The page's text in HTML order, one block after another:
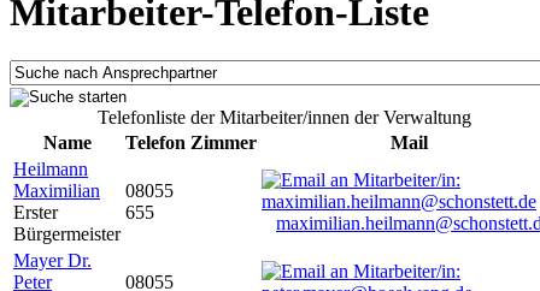
Mitarbeiter-Telefon-Liste
Telefonliste der Mitarbeiter/innen der Verwaltung
Name
Telefon Zimmer
Mail
Heilmann
Maximilian
Erster
Bürgermeister
08055
655
Mayer Dr.
Peter
08055